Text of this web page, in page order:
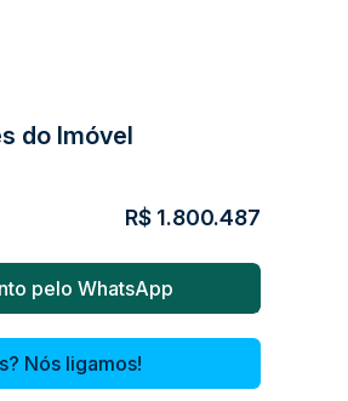
do Imóvel
R$ 1.800.487
pelo WhatsApp
Nós ligamos!